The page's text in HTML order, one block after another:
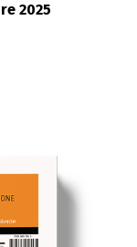
2025